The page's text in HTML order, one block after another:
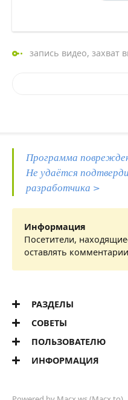
запись видео, захват
Программа
Не удаётся
разработчика >
Информация
Посетители,
оставлять
РАЗДЕЛЫ
СОВЕТЫ
ПОЛЬЗОВАТЕЛЮ
ИНФОРМАЦИЯ